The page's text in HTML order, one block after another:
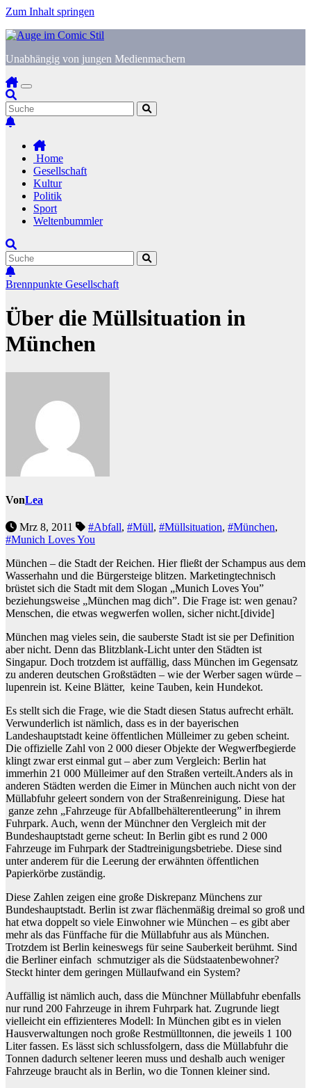
Zum Inhalt springen
Unabhängig von jungen Medienmachern
Home
Gesellschaft
Kultur
Politik
Sport
Weltenbummler
Brennpunkte Gesellschaft
Über die Müllsituation in
München
VonLea
Mrz 8, 2011 #Abfall, #Müll, #Müllsituation, #München,
#Munich Loves You
München – die Stadt der Reichen. Hier fließt der Schampus aus dem
Wasserhahn und die Bürgersteige blitzen. Marketingtechnisch
brüstet sich die Stadt mit dem Slogan „Munich Loves You”
beziehungsweise „München mag dich”. Die Frage ist: wen genau?
Menschen, die etwas wegwerfen wollen, sicher nicht.[divide]
München mag vieles sein, die sauberste Stadt ist sie per Definition
aber nicht. Denn das Blitzblank-Licht unter den Städten ist
Singapur. Doch trotzdem ist auffällig, dass München im Gegensatz
zu anderen deutschen Großstädten – wie der Werber sagen würde –
lupenrein ist. Keine Blätter, keine Tauben, kein Hundekot.
Es stellt sich die Frage, wie die Stadt diesen Status aufrecht erhält.
Verwunderlich ist nämlich, dass es in der bayerischen
Landeshauptstadt keine öffentlichen Mülleimer zu geben scheint.
Die offizielle Zahl von 2 000 dieser Objekte der Wegwerfbegierde
klingt zwar erst einmal gut – aber zum Vergleich: Berlin hat
immerhin 21 000 Mülleimer auf den Straßen verteilt.Anders als in
anderen Städten werden die Eimer in München auch nicht von der
Müllabfuhr geleert sondern von der Straßenreinigung. Diese hat
ganze zehn „Fahrzeuge für Abfallbehälterentleerung” in ihrem
Fuhrpark. Auch, wenn der Münchner den Vergleich mit der
Bundeshauptstadt gerne scheut: In Berlin gibt es rund 2 000
Fahrzeuge im Fuhrpark der Stadtreinigungsbetriebe. Diese sind
unter anderem für die Leerung der erwähnten öffentlichen
Papierkörbe zuständig.
Diese Zahlen zeigen eine große Diskrepanz Münchens zur
Bundeshauptstadt. Berlin ist zwar flächenmäßig dreimal so groß und
hat etwa doppelt so viele Einwohner wie München – es gibt aber
mehr als das Fünffache für die Müllabfuhr aus als München.
Trotzdem ist Berlin keineswegs für seine Sauberkeit berühmt. Sind
die Berliner einfach schmutziger als die Südstaatenbewohner?
Steckt hinter dem geringen Müllaufwand ein System?
Auffällig ist nämlich auch, dass die Münchner Müllabfuhr ebenfalls
nur rund 200 Fahrzeuge in ihrem Fuhrpark hat. Zugrunde liegt
vielleicht ein effizienteres Modell: In München gibt es in vielen
Hausverwaltungen noch große Restmülltonnen, die jeweils 1 100
Liter fassen. Es lässt sich schlussfolgern, dass die Müllabfuhr die
Tonnen dadurch seltener leeren muss und deshalb auch weniger
Fahrzeuge braucht als in Berlin, wo die Tonnen kleiner sind.